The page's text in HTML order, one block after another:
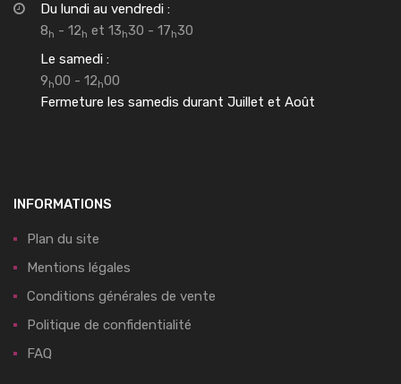
Du lundi au vendredi :
8h - 12h et 13h30 - 17h30
Le samedi :
9h00 - 12h00
Fermeture les samedis durant Juillet et Août
INFORMATIONS
Plan du site
Mentions légales
Conditions générales de vente
Politique de confidentialité
FAQ